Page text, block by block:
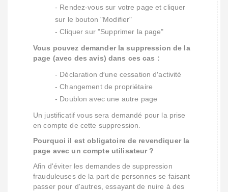
- Rendez-vous sur votre page et cliquer
sur le bouton "Modifier"
- Cliquer sur "Supprimer la page"
Vous pouvez demander la suppression de la
page (avec des avis) dans ces cas :
- Déclaration d′une cessation d′activité
- Changement de propriétaire
- Doublon avec une autre page
Un justificatif vous sera demandé pour la prise
en compte de cette suppression.
Pourquoi il est obligatoire de revendiquer la
page avec un compte utilisateur ?
Afin d'éviter les demandes de suppression
frauduleuses de la part de personnes se faisant
passer pour d'autres, essayant de nuire à des